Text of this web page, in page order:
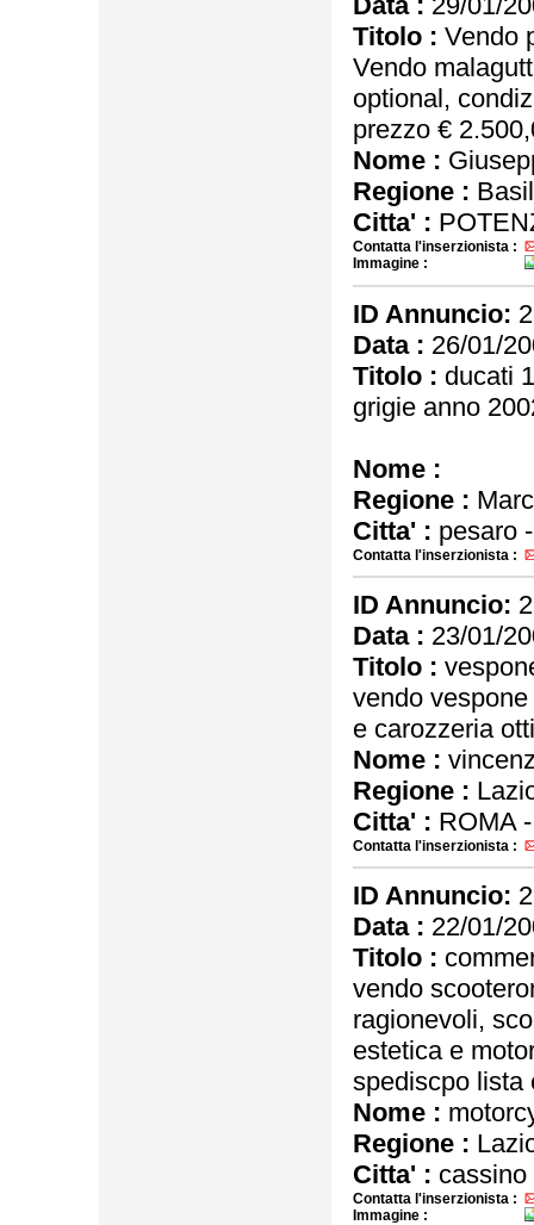
Titolo : Vendo
Vendo
optional,
prezzo €
Nome :
Regione :
Citta' :
Contatta l'inserzionista :
Immagine :
ID Annuncio:
Data : 26/01/
Titolo : ducati
grigie anno
Nome :
Regione :
Citta' : pesaro
Contatta l'inserzionista :
ID Annuncio:
Data : 23/01/
Titolo :
vendo
e carozzeria
Nome :
Regione :
Citta' : ROMA
Contatta l'inserzionista :
ID Annuncio:
Data : 22/01/
Titolo :
vendo
ragionevoli,
estetica e
spediscpo lista
Nome :
Regione :
Citta' :
Contatta l'inserzionista :
Immagine :